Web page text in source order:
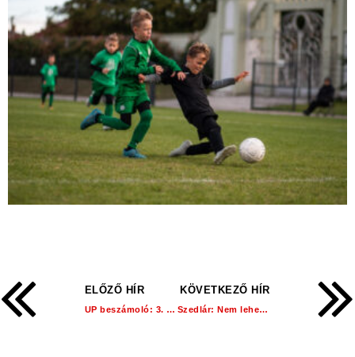
ELŐZŐ HÍR
UP beszámoló: 3. hét!
KÖVETKEZŐ HÍR
Szedlár: Nem lehet más célunk, csak a győzelem!